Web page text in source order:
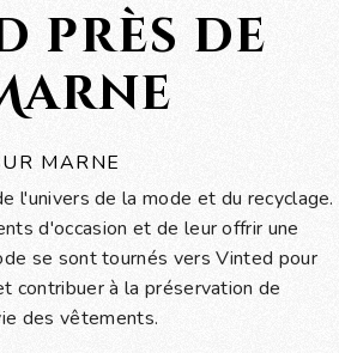
près de
MARNE
l'univers de la mode et du recyclage.
d'occasion et de leur offrir une
se sont tournés vers Vinted pour
contribuer à la préservation de
des vêtements.